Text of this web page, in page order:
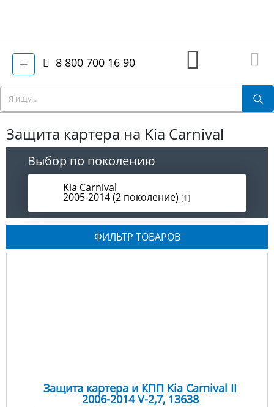
8 800 700 16 90
Защита картера на Kia Carnival
Выбор по поколению
Kia Carnival
2005-2014 (2 поколение) [1]
ФИЛЬТР ТОВАРОВ
Защита картера и КПП Kia Carnival II
2006-2014 V-2,7, 13638